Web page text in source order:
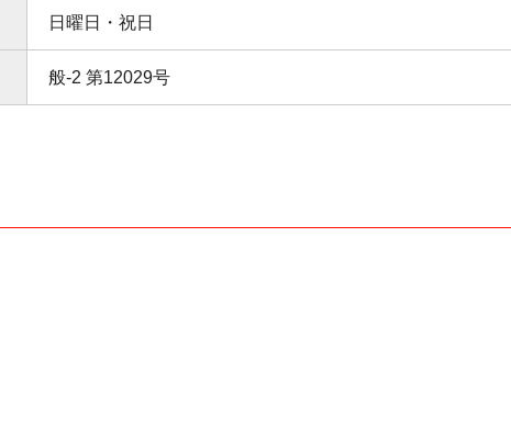
日曜日・祝日
般-2 第12029号